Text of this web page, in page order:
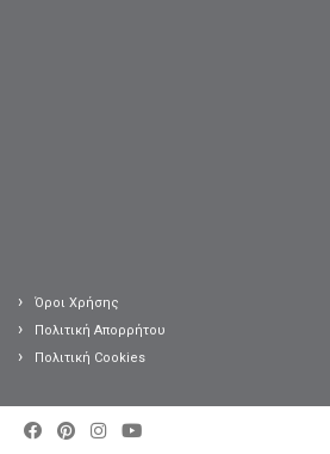
Όροι Χρήσης
Πολιτική Απορρήτου
Πολιτική Cookies